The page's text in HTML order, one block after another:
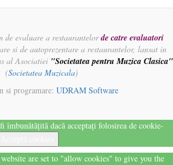
de evaluare a restaurantelorde catre evaluatori
si de autoprezentare a restaurantelor, lansat in
al Asociatiei "Societatea pentru Muzica Clasica"
(Societatea Muzicala)
si programare: UDRAM Software
îmbunătățită dacă acceptați folosirea de cookie-
are set to "allow cookies" to give you the